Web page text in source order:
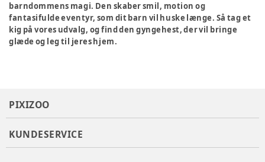
barndommens magi. Den skaber smil, motion og
fantasifulde eventyr, som dit barn vil huske længe. Så tag et
kig på vores udvalg, og find den gyngehest, der vil bringe
glæde og leg til jeres hjem.
PIXIZOO
KUNDESERVICE